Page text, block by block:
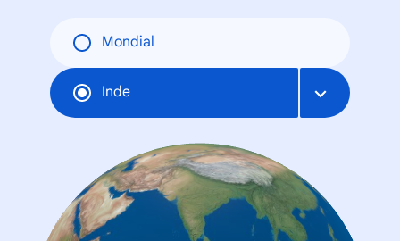
Mondial
Inde